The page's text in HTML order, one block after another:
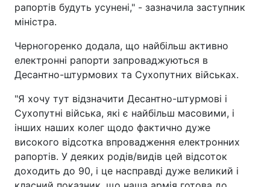
рапортів будуть усунені," - зазначила заступник
міністра.
Черногоренко додала, що найбільш активно
електронні рапорти запроваджуються в
Десантно-штурмових та Сухопутних військах.
"Я хочу тут відзначити Десантно-штурмові і
Сухопутні війська, які є найбільш масовими, і
інших наших колег щодо фактично дуже
високого відсотка впровадження електронних
рапортів. У деяких родів/видів цей відсоток
доходить до 90, і це насправді дуже великий і